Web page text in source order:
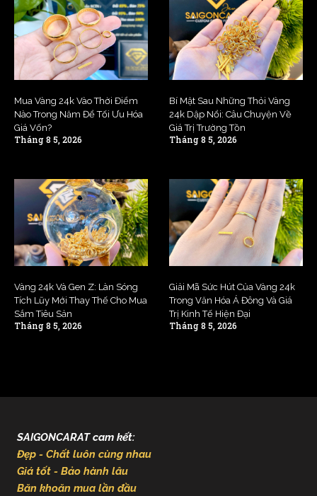
Mua Vàng 24k Vào Thời Điểm
Nào Trong Năm Để Tối Ưu Hóa
Giá Vốn?
Tháng 8 5, 2026
Bí Mật Sau Những Thỏi Vàng
24k Dập Nổi: Câu Chuyện Về
Giá Trị Trường Tồn
Tháng 8 5, 2026
Vàng 24k Và Gen Z: Làn Sóng
Tích Lũy Mới Thay Thế Cho Mua
Sắm Tiêu Sản
Tháng 8 5, 2026
Giải Mã Sức Hút Của Vàng 24k
Trong Văn Hóa Á Đông Và Giá
Trị Kinh Tế Hiện Đại
Tháng 8 5, 2026
SAIGONCARAT cam kết:
Đẹp - Chất luôn cùng nhau
Giá tốt - Bảo hành lâu
Băn khoăn mua lần đầu